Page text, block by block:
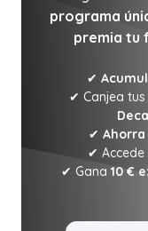
programa
premia tu
✔
✔ Canjea
✔
✔ Accede
✔ Gana 10 €